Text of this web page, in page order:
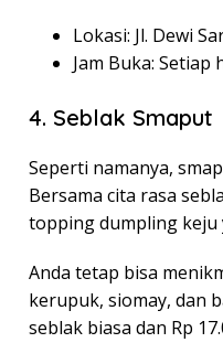
Lokasi: Jl. Dewi
Jam Buka: Setiap
4. Seblak Smaput
Seperti namanya,
Bersama cita rasa
topping dumpling keju
Anda tetap bisa
kerupuk, siomay, dan
seblak biasa dan Rp